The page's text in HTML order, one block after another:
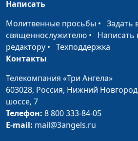
Как укрепить свою
Синдром спасателя -
что это?
Написать
Молитвенные просьбы • Задать
священнослужителю • Написать
редактору • Техподдержка
Контакты
Телекомпания «Три Ангела»
603028, Россия, Нижний
шоссе, 7
Телефон: 8 800 333-84-05
E-mail: mail@3angels.ru